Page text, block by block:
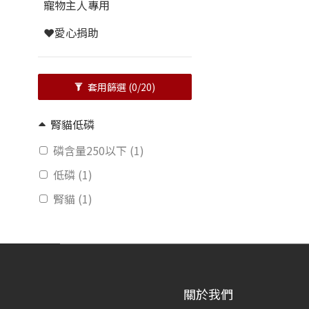
寵物主人專用
❤️愛心捐助
套用篩選 (0/20)
腎貓低磷
磷含量250以下 (1)
低磷 (1)
腎貓 (1)
關於我們